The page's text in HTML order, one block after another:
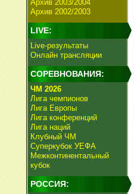
Архив 2003/2004
Архив 2002/2003
LIVE:
Live-результаты
Онлайн трансляции
СОРЕВНОВАНИЯ:
ЧМ 2026
Лига чемпионов
Лига Европы
Лига конференций
Лига наций
Клубный ЧМ
Суперкубок УЕФА
Межконтинентальный
кубок
РОССИЯ: